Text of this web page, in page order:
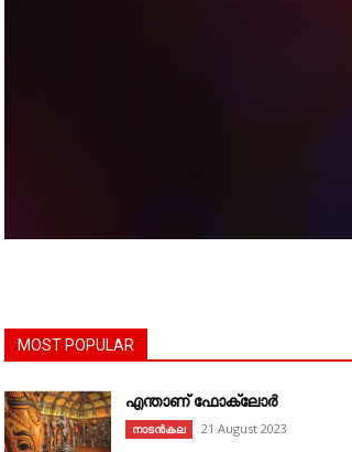
MOST POPULAR
എന്താണ്‌ ഫോക്‌ലോർ
നാടൻകല 21 August 2023